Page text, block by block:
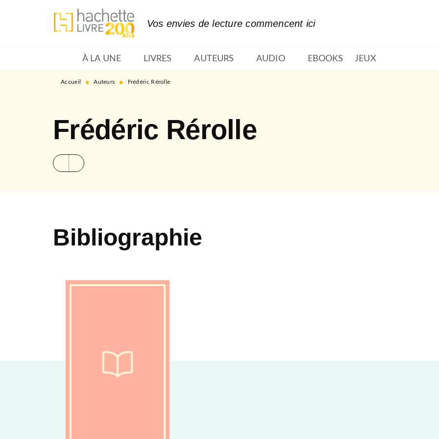
MENU RECHERCHE
Vos envies de lecture commencent ici
À LA UNE LIVRES AUTEURS AUDIO EBOOKS JEUX
Accueil • Auteurs • Frédéric Rérolle
Frédéric Rérolle
Bibliographie